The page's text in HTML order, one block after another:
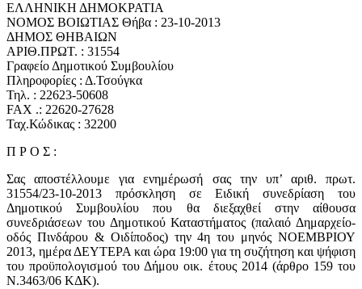
ΕΛΛΗΝΙΚΗ ΔΗΜΟΚΡΑΤΙΑ
ΝΟΜΟΣ ΒΟΙΩΤΙΑΣ Θήβα : 23-10-2013
ΔΗΜΟΣ ΘΗΒΑΙΩΝ
ΑΡΙΘ.ΠΡΩΤ. : 31554
Γραφείο Δημοτικού Συμβουλίου
Πληροφορίες : Δ.Τσούγκα
Τηλ. : 22623-50608
FAX .: 22620-27628
Ταχ.Κώδικας : 32200
Π Ρ Ο Σ :
Σας αποστέλλουμε για ενημέρωσή σας την υπ’ αριθ. πρωτ.
31554/23-10-2013 πρόσκληση σε Ειδική συνεδρίαση του
Δημοτικού Συμβουλίου που θα διεξαχθεί στην αίθουσα
συνεδριάσεων του Δημοτικού Καταστήματος (παλαιό Δημαρχείο-
οδός Πινδάρου & Οιδίποδος) την 4η του μηνός ΝΟΕΜΒΡΙΟΥ
2013, ημέρα ΔΕΥΤΕΡΑ και ώρα 19:00 για τη συζήτηση και ψήφιση
του προϋπολογισμού του Δήμου οικ. έτους 2014 (άρθρο 159 του
Ν.3463/06 ΚΔΚ).